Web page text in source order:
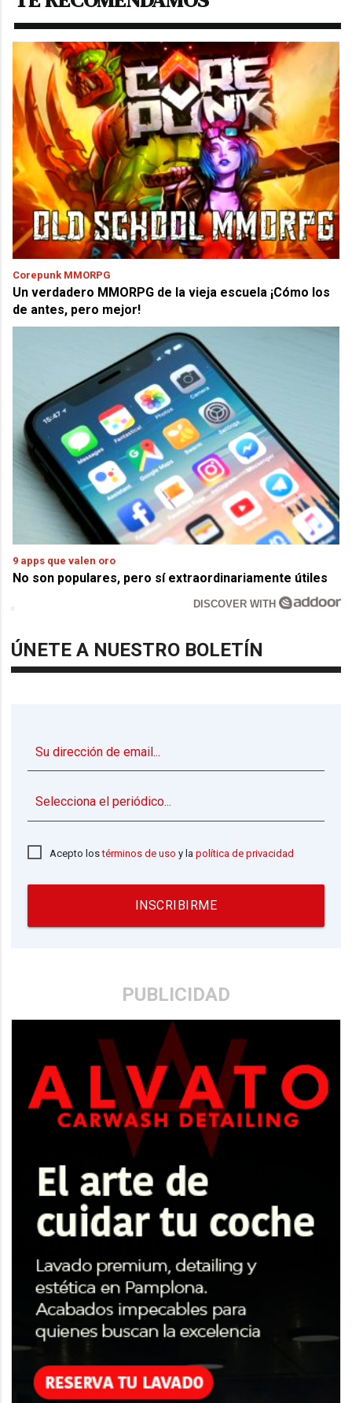
Corepunk MMORPG
Un verdadero MMORPG de la vieja escuela ¡Cómo los
de antes, pero mejor!
9 apps que valen oro
No son populares, pero sí extraordinariamente útiles
DISCOVER WITH
ÚNETE A NUESTRO BOLETÍN
Acepto lostérminos de uso y lapolítica de privacidad
INSCRIBIRME
PUBLICIDAD